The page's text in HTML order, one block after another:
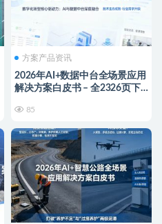
方案产品资讯
2026年AI+数据中台全场景应用
解决方案白皮书 – 全2326页下
85